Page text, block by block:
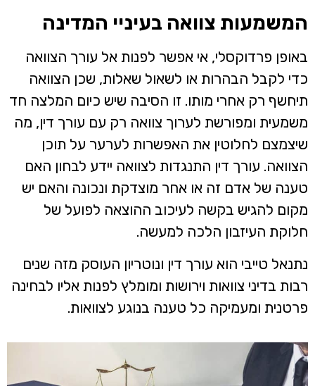
המשמעות צוואה בעיניי המדינה
באופן פרדוקסלי, אי אפשר לפנות אל עורך הצוואה
כדי לקבל הבהרות או לשאול שאלות, שכן הצוואה
תיחשף רק אחרי מותו. זו הסיבה שיש כיום המלצה חד
משמעית ומפורשת לערוך צוואה רק עם עורך דין, מה
שיצמצם לחלוטין את האפשרות לערער על תוכן
הצוואה. עורך דין התנגדות לצוואה יידע לבחון האם
טענה של אדם זה או אחר מוצדקת ונכונה והאם יש
מקום להגיש בקשה לעיכוב ההוצאה לפועל של
חלוקת העיזבון הלכה למעשה.
נתנאל טייבי הוא עורך דין ונוטריון העוסק מזה שנים
רבות בדיני צוואות וירושות ומומלץ לפנות אליו לבחינה
פרטנית ומעמיקה כל טענה בנוגע לצוואות.